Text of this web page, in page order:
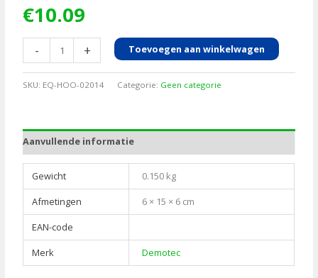
€10.09
-
schoen
XXL
+ Toevoegen aan winkelwagen
SKU: EQ-HOO-02014 Categorie: Geen categorie
Aanvullende informatie
Gewicht
0.150 kg
Afmetingen
6 × 15 × 6 cm
EAN-code
Merk
Demotec